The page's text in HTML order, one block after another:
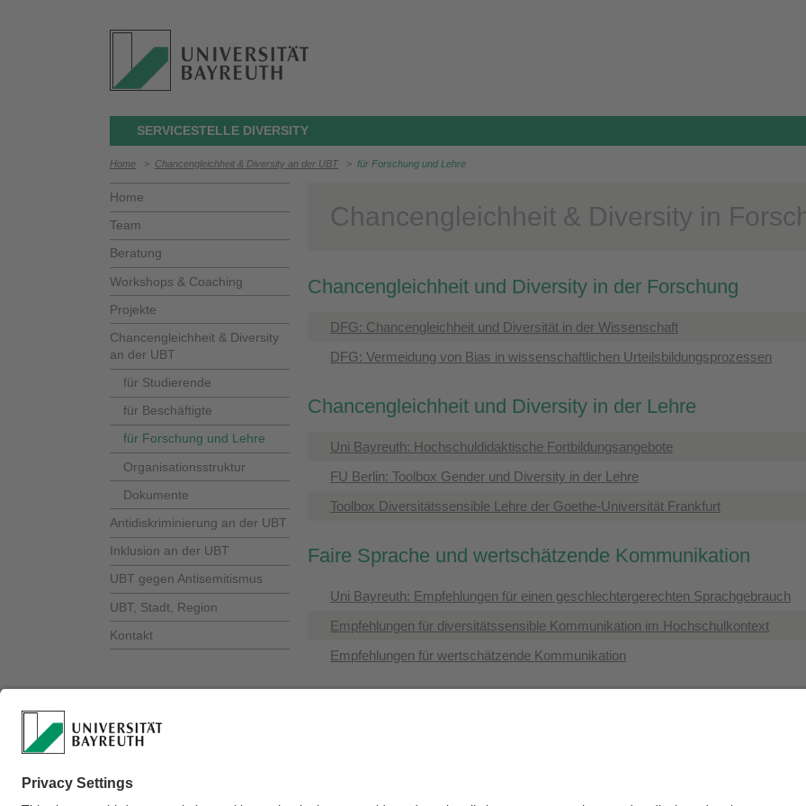
SERVICESTELLE DIVERSITY
Home > Chancengleichheit & Diversity an der UBT > für Forschung und Lehre
Home
Team
Beratung
Workshops & Coaching
Projekte
Chancengleichheit & Diversity
an der UBT
für Studierende
für Beschäftigte
für Forschung und Lehre
Organisationsstruktur
Dokumente
Antidiskriminierung an der UBT
Inklusion an der UBT
UBT gegen Antisemitismus
UBT, Stadt, Region
Kontakt
Chancengleichheit & Diversity in
Chancengleichheit und Diversity in der Forschung
DFG: Chancengleichheit und Diversität in der Wissenschaft
DFG: Vermeidung von Bias in wissenschaftlichen Urteilsbildungsprozessen
Chancengleichheit und Diversity in der Lehre
Uni Bayreuth: Hochschuldidaktische Fortbildungsangebote
FU Berlin: Toolbox Gender und Diversity in der Lehre
Toolbox Diversitätssensible Lehre der Goethe-Universität Frankfurt
Faire Sprache und wertschätzende Kommunikation
Uni Bayreuth: Empfehlungen für einen geschlechtergerechten Sprachgebrauch
Empfehlungen für diversitätssensible Kommunikation im Hochschulkontext
Empfehlungen für wertschätzende Kommunikation